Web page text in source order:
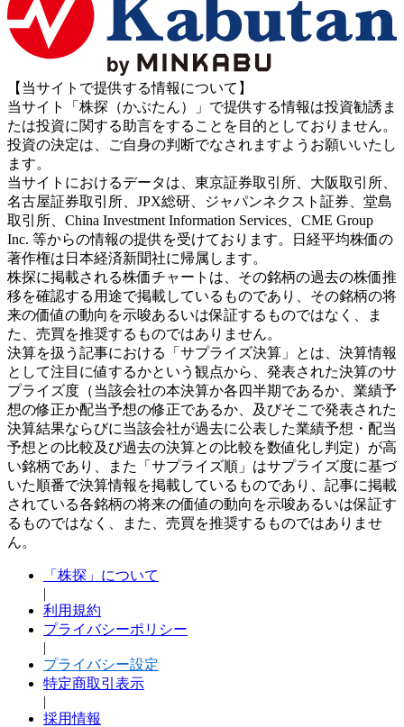
【当サイトで提供する情報について】
当サイト「株探（かぶたん）」で提供する情報は投資勧誘ま
たは投資に関する助言をすることを目的としておりません。
投資の決定は、ご自身の判断でなされますようお願いいたし
ます。
当サイトにおけるデータは、東京証券取引所、大阪取引所、
名古屋証券取引所、JPX総研、ジャパンネクスト証券、堂島
取引所、China Investment Information Services、CME Group
Inc. 等からの情報の提供を受けております。日経平均株価の
著作権は日本経済新聞社に帰属します。
株探に掲載される株価チャートは、その銘柄の過去の株価推
移を確認する用途で掲載しているものであり、その銘柄の将
来の価値の動向を示唆あるいは保証するものではなく、ま
た、売買を推奨するものではありません。
決算を扱う記事における「サプライズ決算」とは、決算情報
として注目に値するかという観点から、発表された決算のサ
プライズ度（当該会社の本決算か各四半期であるか、業績予
想の修正か配当予想の修正であるか、及びそこで発表された
決算結果ならびに当該会社が過去に公表した業績予想・配当
予想との比較及び過去の決算との比較を数値化し判定）が高
い銘柄であり、また「サプライズ順」はサプライズ度に基づ
いた順番で決算情報を掲載しているものであり、記事に掲載
されている各銘柄の将来の価値の動向を示唆あるいは保証す
るものではなく、また、売買を推奨するものではありませ
ん。
「株探」について
|
利用規約
プライバシーポリシー
|
プライバシー設定
特定商取引表示
|
採用情報